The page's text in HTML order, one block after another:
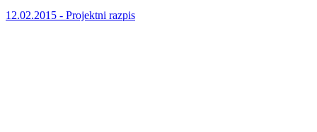
12.02.2015 - Projektni razpis